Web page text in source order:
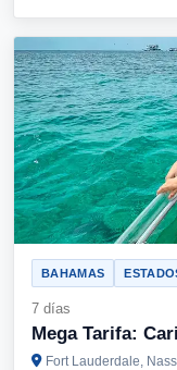
BAHAMAS
7 días
Mega Tarifa:
Fort Lauderdale,